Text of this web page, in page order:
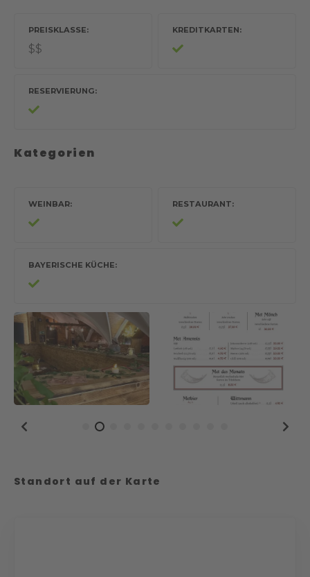
PREISKLASSE
$$
KREDITKARTEN
RESERVIERUNG
Kategorien
WEINBAR RESTAURANT
BAYERISCHE KÜCHE
Standort auf der Karte